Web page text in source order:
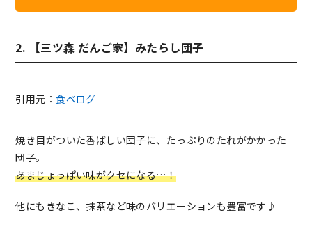
2. 【三ツ森 だんご家】みたらし団子
引用元：食べログ
焼き目がついた香ばしい団子に、たっぷりのたれがかかった
団子。
あまじょっぱい味がクセになる…！
他にもきなこ、抹茶など味のバリエーションも豊富です♪